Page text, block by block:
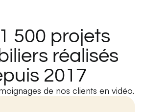
500 projets
réalisés
2017
de nos clients en vidéo.